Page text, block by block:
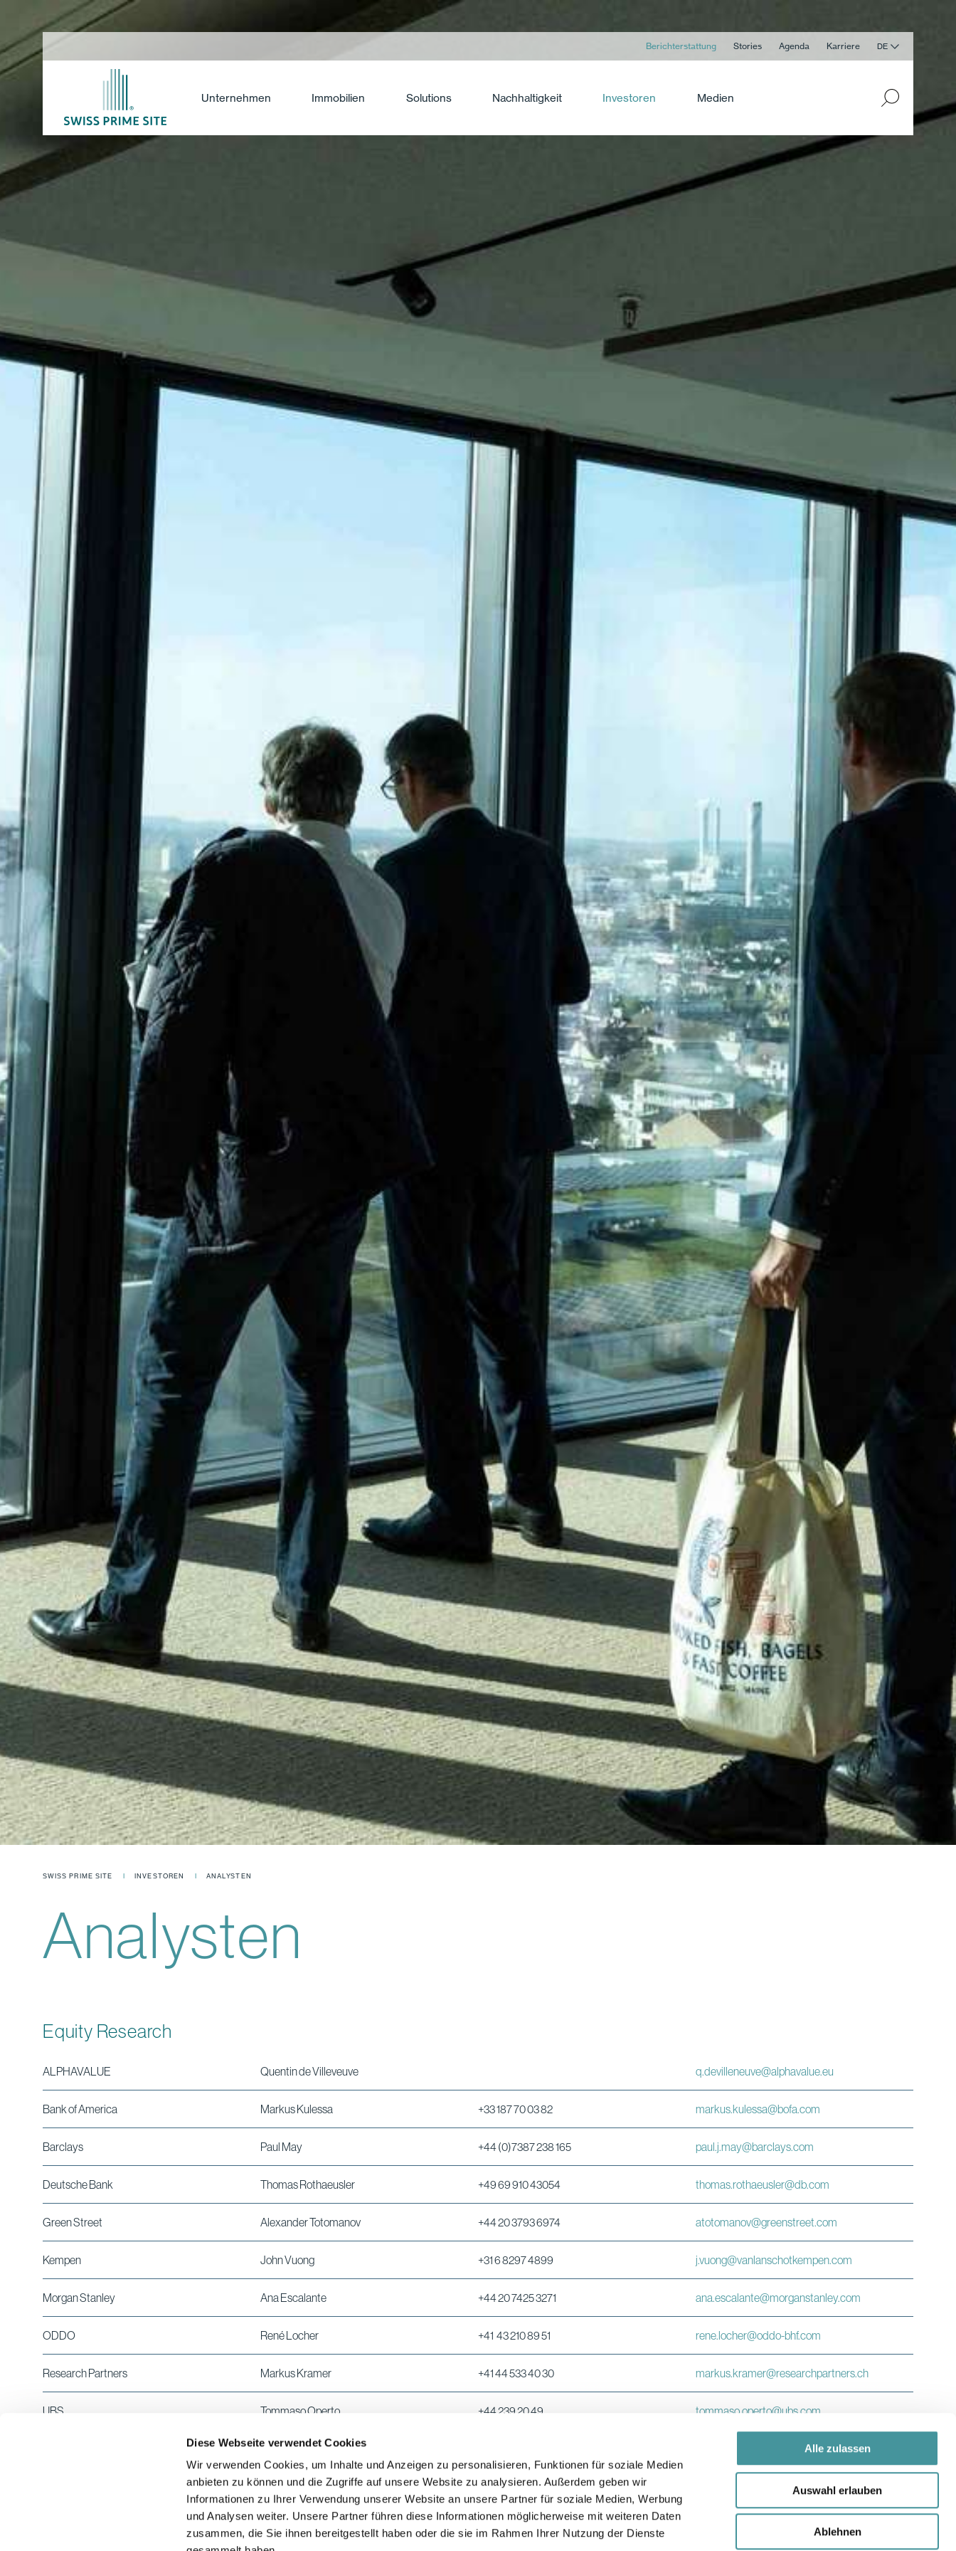
Diese Webseite verwendet Cookies
Wir verwenden Cookies, um Inhalte und Anzeigen zu personalisieren, Funktionen für soziale Medien
anbieten zu können und die Zugriffe auf unsere Website zu analysieren. Außerdem geben wir
Informationen zu Ihrer Verwendung unserer Website an unsere Partner für soziale Medien, Werbung
und Analysen weiter. Unsere Partner führen diese Informationen möglicherweise mit weiteren Daten
zusammen, die Sie ihnen bereitgestellt haben oder die sie im Rahmen Ihrer Nutzung der Dienste
Alle zulassen
Auswahl erlauben
Ablehnen
Berichterstattung Stories Agenda Karriere DE
Unternehmen Immobilien Solutions Nachhaltigkeit Investoren Medien
SWISS PRIME SITE INVESTOREN ANALYSTEN
Analysten
Equity Research
ALPHAVALUE Quentin de Villeveuve q.devilleneuve@alphavalue.eu
Bank of America Markus Kulessa +33 187 70 03 82 markus.kulessa@bofa.com
Barclays Paul May +44 (0)7387 238 165 paul.j.may@barclays.com
Deutsche Bank Thomas Rothaeusler +49 69 910 43054 thomas.rothaeusler@db.com
Green Street Alexander Totomanov +44 20 3793 6974 atotomanov@greenstreet.com
Kempen John Vuong +31 6 8297 4899 j.vuong@vanlanschotkempen.com
Morgan Stanley Ana Escalante +44 20 7425 3271 ana.escalante@morganstanley.com
ODDO René Locher +41 43 210 89 51 rene.locher@oddo-bhf.com
Research Partners Markus Kramer +41 44 533 40 30 markus.kramer@researchpartners.ch
UBS Tommaso Operto +44 239 20 49 tommaso.operto@ubs.com
Matteo Lindauer vontobel.com
Ken Kagerer +41 44 292 40 13